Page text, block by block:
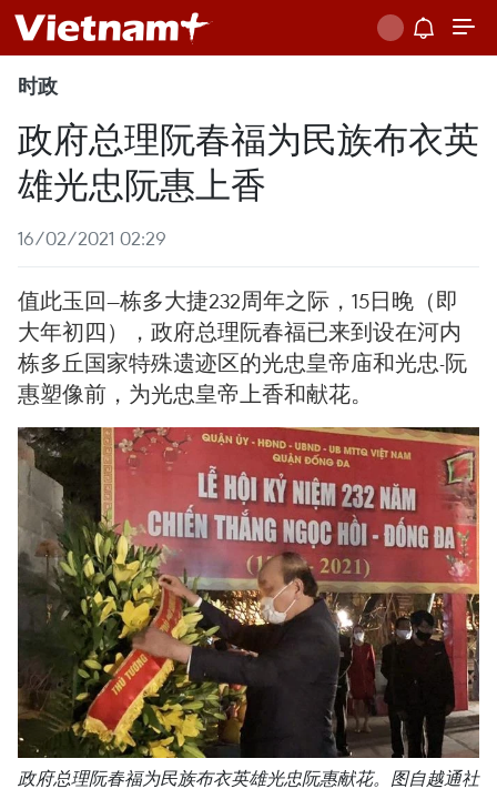
时政
政府总理阮春福为民族布衣英
雄光忠阮惠上香
16/02/2021 02:29
值此玉回—栋多大捷232周年之际，15日晚（即
大年初四），政府总理阮春福已来到设在河内
栋多丘国家特殊遗迹区的光忠皇帝庙和光忠-阮
惠塑像前，为光忠皇帝上香和献花。
政府总理阮春福为民族布衣英雄光忠阮惠献花。图自越通社